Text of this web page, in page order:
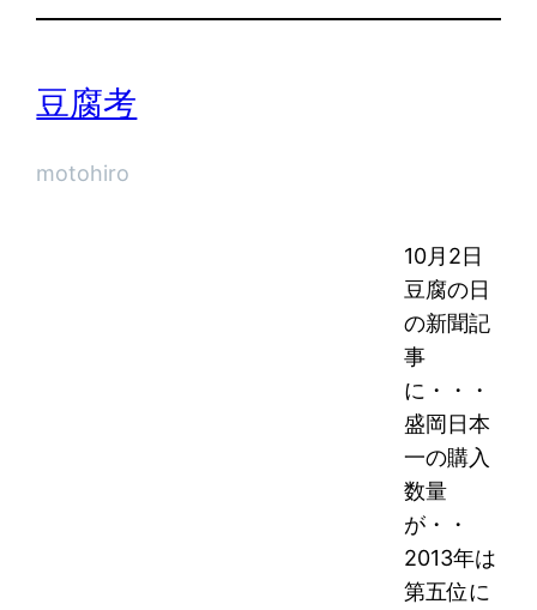
豆腐考
motohiro
10月2日
豆腐の日
の新聞記
事
に・・・
盛岡日本
一の購入
数量
が・・
2013年は
第五位に